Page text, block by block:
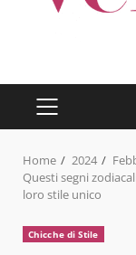
PRIMARY
MENU
Home 2024
Questi segni
loro stile unico
Chicche di Stile